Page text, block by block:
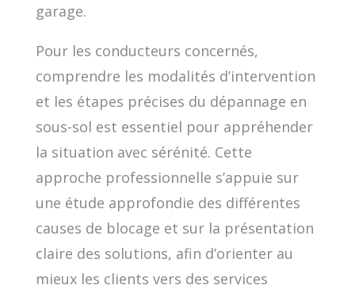
garage.
Pour les conducteurs concernés,
comprendre les modalités d’intervention
et les étapes précises du dépannage en
sous-sol est essentiel pour appréhender
la situation avec sérénité. Cette
approche professionnelle s’appuie sur
une étude approfondie des différentes
causes de blocage et sur la présentation
claire des solutions, afin d’orienter au
mieux les clients vers des services